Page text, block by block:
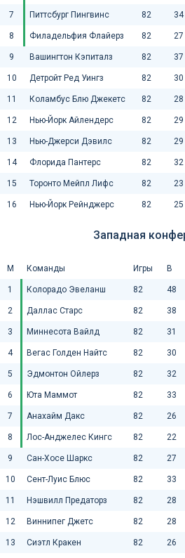
7 Питтсбург Пингвинс 82 34
8 Филадельфия Флайерз 82 27
9 Вашингтон Кэпиталз 82 37
10 Детройт Ред Уингз 82 30
11 Коламбус Блю Джекетс 82 28
12 Нью-Йорк Айлендерс 82 29
13 Нью-Джерси Дэвилс 82 29
14 Флорида Пантерс 82 32
15 Торонто Мейпл Лифс 82 23
16 Нью-Йорк Рейнджерс 82 25
Западная
М Команды Игры В
1 Колорадо Эвеланш 82 48
2 Даллас Старс 82 38
3 Миннесота Вайлд 82 31
4 Вегас Голден Найтс 82 30
5 Эдмонтон Ойлерз 82 32
6 Юта Маммот 82 33
7 Анахайм Дакс 82 26
8 Лос-Анджелес Кингс 82 22
9 Сан-Хосе Шаркс 82 27
10 Сент-Луис Блюс 82 33
11 Нэшвилл Предаторз 82 28
12 Виннипег Джетс 82 28
13 Сиэтл Кракен 82 26